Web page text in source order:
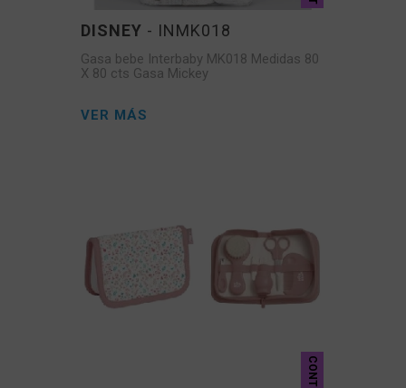
DISNEY - INMK018
Gasa bebe Interbaby MK018 Medidas 80
X 80 cts Gasa Mickey
VER MÁS
CONT